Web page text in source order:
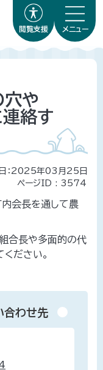
閲覧支援 メニュー
穴や
絡す
：2025年03月25日
ページID : 3574
内会長を通して農
合長や多面的の代
ださい。
合わせ先